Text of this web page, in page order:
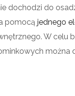
dochodzi do
pomocą jednego
W celu